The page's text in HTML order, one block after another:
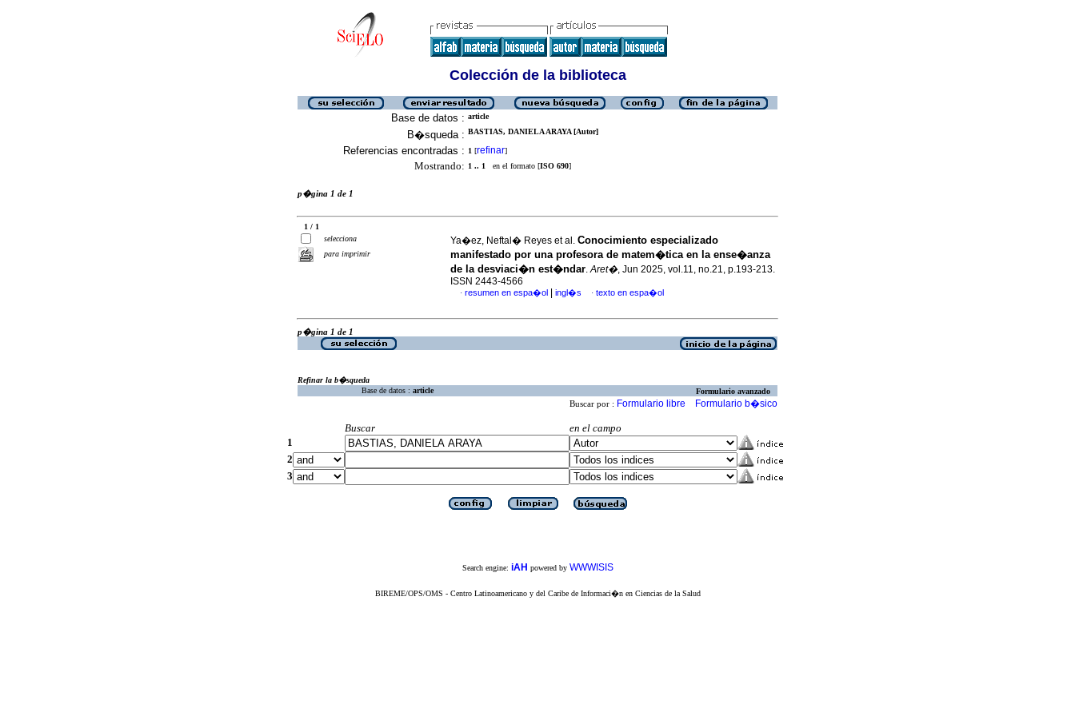
Colección de la biblioteca
Base de datos : article
B�squeda : BASTIAS, DANIELA ARAYA [Autor]
Referencias encontradas : 1 [refinar]
Mostrando: 1 .. 1 en el formato [ISO 690]
p�gina 1 de 1
1 / 1
selecciona
para imprimir
Ya�ez, Neftal� Reyes et al. Conocimiento especializado
manifestado por una profesora de matem�tica en la ense�anza
de la desviaci�n est�ndar.Aret�, Jun 2025, vol.11, no.21, p.193-213.
ISSN 2443-4566
· resumen en espa�ol ingl�s · texto en espa�ol
p�gina 1 de 1
Refinar la b�squeda
Base de datos : article Formulario avanzado
Buscar por : Formulario libre Formulario b�sico
Buscar
en el campo
1
2
3
Search engine: iAH powered by WWWISIS
BIREME/OPS/OMS - Centro Latinoamericano y del Caribe de Informaci�n en Ciencias de la Salud